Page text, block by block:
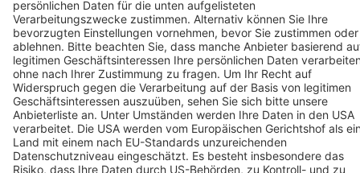
AUG
6
08:00
Langen Freizeit- und Familienbad Langen
Freizeit- und Familienbad 2026 - Das Ticket berechtigt zum
einmaligen Eintritt in das Bad. Kein Wiedereintritt möglich.